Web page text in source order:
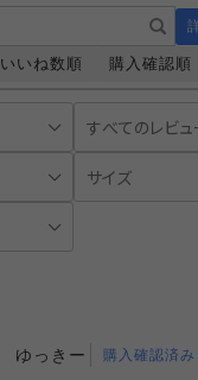
いいね数順 購入確認順
ゆっきー 購入確認済み